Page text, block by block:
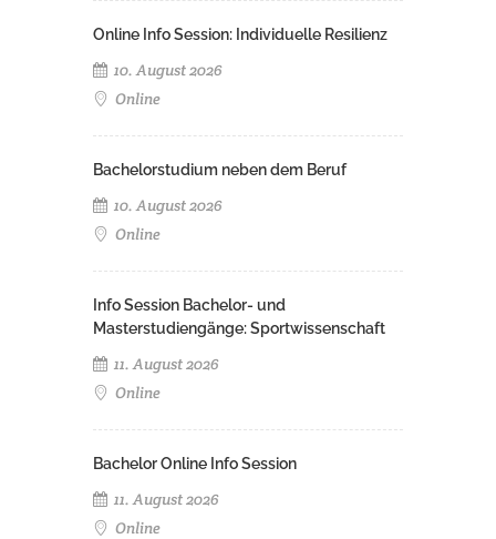
Online Info Session: Individuelle Resilienz
10. August 2026
Online
Bachelorstudium neben dem Beruf
10. August 2026
Online
Info Session Bachelor- und
Masterstudiengänge: Sportwissenschaft
11. August 2026
Online
Bachelor Online Info Session
11. August 2026
Online